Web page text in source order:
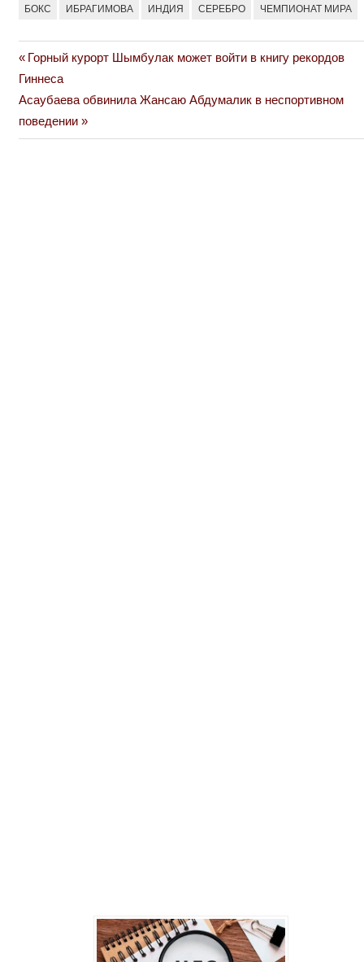
БОКС ИБРАГИМОВА ИНДИЯ СЕРЕБРО ЧЕМПИОНАТ МИРА
Навигация
по
записям
Previous
Post:
Горный курорт Шымбулак может войти в книгу рекордов
Гиннеса
Next
Post:
Асаубаева обвинила Жансаю Абдумалик в неспортивном
поведении